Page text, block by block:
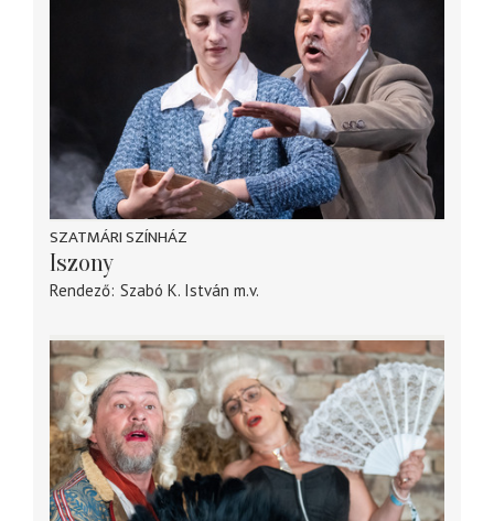
SZATMÁRI SZÍNHÁZ
Iszony
Rendező Szabó K. István m.v.